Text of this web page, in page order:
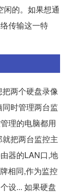
闲的。如果想通
传输这一特
两个硬盘录像
时管理两台监
理的电脑都用
把两台监控主
器的LAN口,地
相同,作为监控
设... 如果硬盘